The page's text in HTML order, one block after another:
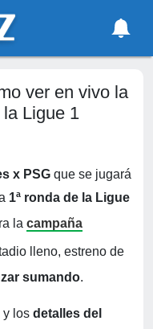
ver en vivo la
Ligue 1
x PSG que se jugará
1ª ronda de la Ligue
la campaña
lleno, estreno de
sumando.
y los detalles del